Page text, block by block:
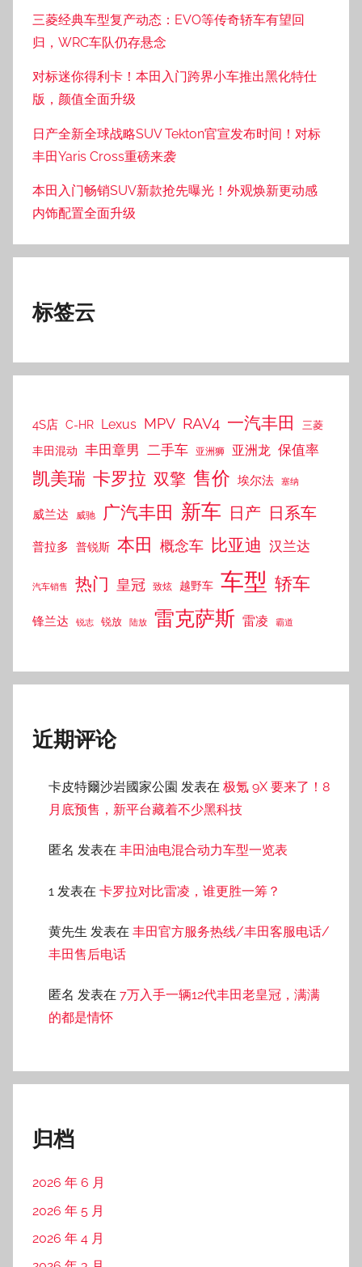
三菱经典车型复产动态：EVO等传奇轿车有望回
归，WRC车队仍存悬念
对标迷你得利卡！本田入门跨界小车推出黑化特仕
版，颜值全面升级
日产全新全球战略SUV Tekton官宣发布时间！对标
丰田Yaris Cross重磅来袭
本田入门畅销SUV新款抢先曝光！外观焕新更动感
内饰配置全面升级
标签云
4S店 C-HR Lexus MPV RAV4 一汽丰田 三菱
丰田混动 丰田章男 二手车 亚洲狮 亚洲龙 保值率
凯美瑞 卡罗拉 双擎 售价 埃尔法 塞纳
威兰达 威驰 广汽丰田 新车 日产 日系车
普拉多 普锐斯 本田 概念车 比亚迪 汉兰达
汽车销售 热门 皇冠 致炫 越野车 车型 轿车
锋兰达 锐志 锐放 陆放 雷克萨斯 雷凌 霸道
近期评论
卡皮特爾沙岩國家公園 发表在 极氪 9X 要来了！8
月底预售，新平台藏着不少黑科技
匿名 发表在 丰田油电混合动力车型一览表
1 发表在 卡罗拉对比雷凌，谁更胜一筹？
黄先生 发表在 丰田官方服务热线/丰田客服电话/
丰田售后电话
匿名 发表在 7万入手一辆12代丰田老皇冠，满满
的都是情怀
归档
2026 年 6 月
2026 年 5 月
2026 年 4 月